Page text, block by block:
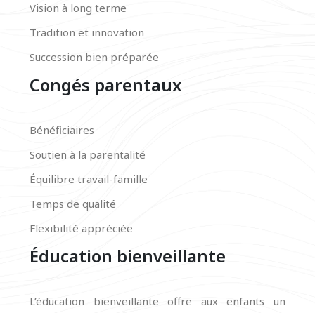
Vision à long terme
Tradition et innovation
Succession bien préparée
Congés parentaux
Bénéficiaires
Soutien à la parentalité
Équilibre travail-famille
Temps de qualité
Flexibilité appréciée
Éducation bienveillante
L’éducation bienveillante offre aux enfants un